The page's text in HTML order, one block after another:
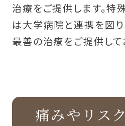
治療をご提供します。特
は大学病院と連携を図り
最善の治療をご提供して
痛みやリス